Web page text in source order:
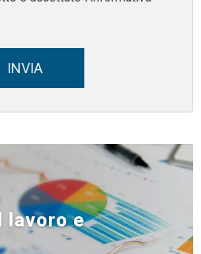
INVIA
lavoro e